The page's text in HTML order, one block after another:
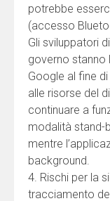
potrebbe
(accesso
Gli sviluppatori
governo stanno
Google al fine
alle risorse del
continuare a
modalità stand-
mentre
background.
4. Rischi per la
tracciamento